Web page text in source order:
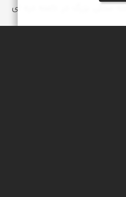
سنگی بزرگ در دامنه دره ای